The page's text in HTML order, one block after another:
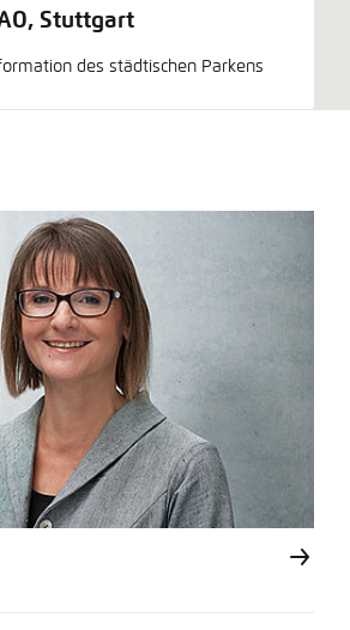
Stuttgart
des städtischen Parkens